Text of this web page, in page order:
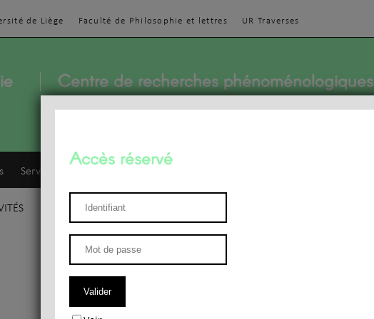
de Liège Faculté de Philosophie et lettres UR Traverses
Centre de recherches phénoménologiques
Service d'esthétique
ENSEIGNEMENT
Accès réservé